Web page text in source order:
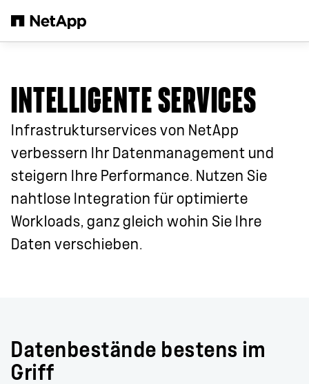
INTELLIGENTE SERVICES
Infrastrukturservices von NetApp
verbessern Ihr Datenmanagement und
steigern Ihre Performance. Nutzen Sie
nahtlose Integration für optimierte
Workloads, ganz gleich wohin Sie Ihre
Daten verschieben.
Datenbestände bestens im
Griff